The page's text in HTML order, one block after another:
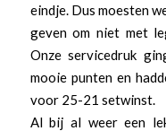
eindje. Dus moesten
geven om niet met
Onze servicedruk
mooie punten en
voor 25-21 setwinst.
Al bij al weer een